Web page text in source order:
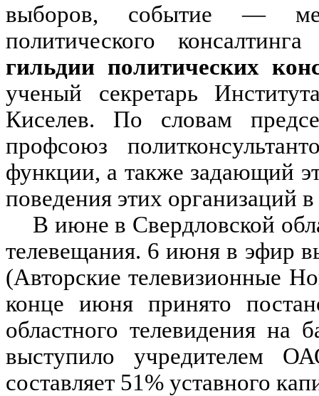
выборов, событие —
политического
гильдии политических
ученый секретарь
Киселев. По словам
профсоюз
функции, а также задающий
поведения этих организаций
В июне в Свердловской
телевещания. 6 июня в эфир
(Авторские телевизионные
конце июня принято
областного телевидения на
выступило учредителем
составляет 51% уставного